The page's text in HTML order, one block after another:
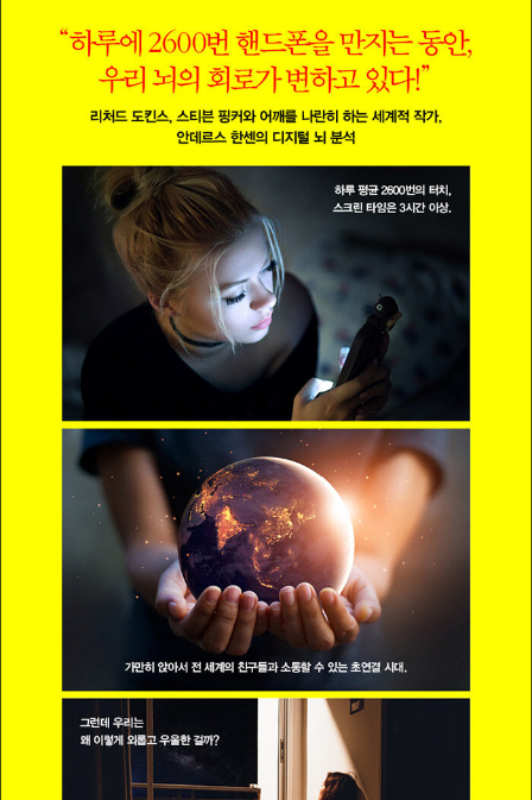
동이 뇌에 주는 이점을 다루었으며, 26개국에 출간되어 전 세계
적으로도 큰 반향을 일으킨 베스트셀러이다.